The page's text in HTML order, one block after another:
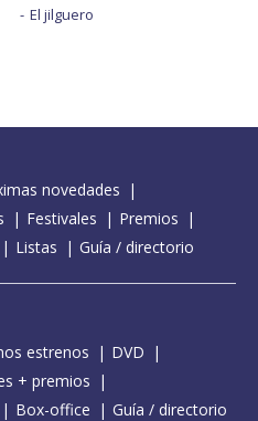
El jilguero
novedades
Festivales
Premios
Listas Guía / directorio
estrenos
DVD
+ premios
Box-office Guía / directorio